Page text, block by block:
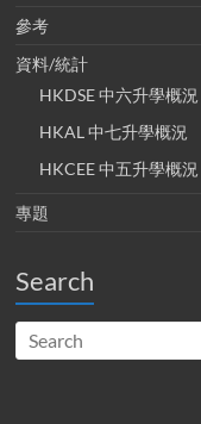
參考
資料/統計
HKDSE 中六升學概況
HKAL 中七升學概況
HKCEE 中五升學概況
專題
Search